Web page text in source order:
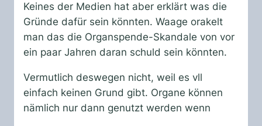
Keines der Medien hat aber erklärt was die
Gründe dafür sein könnten. Waage orakelt
man das die Organspende-Skandale von vor
ein paar Jahren daran schuld sein könnten.
Vermutlich deswegen nicht, weil es vll
einfach keinen Grund gibt. Organe können
nämlich nur dann genutzt werden wenn